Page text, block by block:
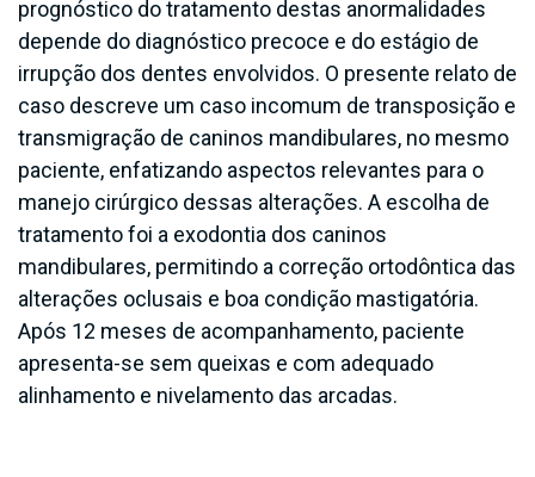
prognóstico do tratamento destas anormalidades
depende do diagnóstico precoce e do estágio de
irrupção dos dentes envolvidos. O presente relato de
caso descreve um caso incomum de transposição e
transmigração de caninos mandibulares, no mesmo
paciente, enfatizando aspectos relevantes para o
manejo cirúrgico dessas alterações. A escolha de
tratamento foi a exodontia dos caninos
mandibulares, permitindo a correção ortodôntica das
alterações oclusais e boa condição mastigatória.
Após 12 meses de acompanhamento, paciente
apresenta-se sem queixas e com adequado
alinhamento e nivelamento das arcadas.